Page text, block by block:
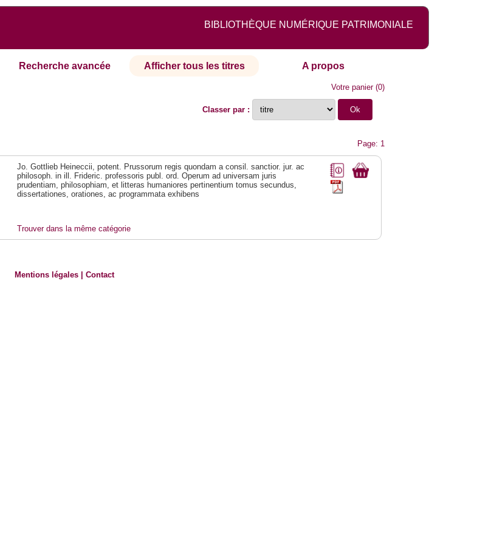
BIBLIOTHÈQUE NUMÉRIQUE PATRIMONIALE
Recherche avancée Afficher tous les titres A propos
Votre panier(0)
Classer par :
Page: 1
Jo. Gottlieb Heineccii, potent. Prussorum regis quondam a consil. sanctior. jur. ac
philosoph. in ill. Frideric. professoris publ. ord. Operum ad universam juris
prudentiam, philosophiam, et litteras humaniores pertinentium tomus secundus,
dissertationes, orationes, ac programmata exhibens
Trouver dans la même catégorie
Mentions légales |Contact